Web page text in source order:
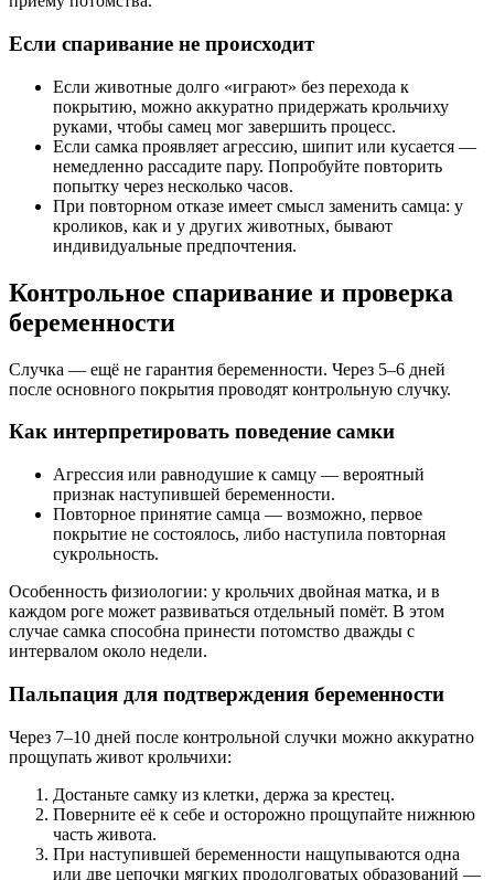
Если спаривание не происходит
Если животные долго «играют» без перехода к
покрытию, можно аккуратно придержать крольчиху
руками, чтобы самец мог завершить процесс.
Если самка проявляет агрессию, шипит или кусается —
немедленно рассадите пару. Попробуйте повторить
попытку через несколько часов.
При повторном отказе имеет смысл заменить самца: у
кроликов, как и у других животных, бывают
индивидуальные предпочтения.
Контрольное спаривание и проверка
беременности
Случка — ещё не гарантия беременности. Через 5–6 дней
после основного покрытия проводят контрольную случку.
Как интерпретировать поведение самки
Агрессия или равнодушие к самцу — вероятный
признак наступившей беременности.
Повторное принятие самца — возможно, первое
покрытие не состоялось, либо наступила повторная
сукрольность.
Особенность физиологии: у крольчих двойная матка, и в
каждом роге может развиваться отдельный помёт. В этом
случае самка способна принести потомство дважды с
интервалом около недели.
Пальпация для подтверждения беременности
Через 7–10 дней после контрольной случки можно аккуратно
прощупать живот крольчихи:
Достаньте самку из клетки, держа за крестец.
Поверните её к себе и осторожно прощупайте нижнюю
часть живота.
При наступившей беременности нащупываются одна
или две цепочки мягких продолговатых образований —